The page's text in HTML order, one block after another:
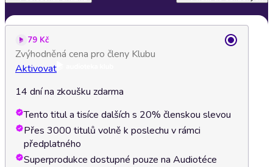
79 Kč
Zvýhodněná cena pro členy Klubu
Aktivovat
14 dní na zkoušku zdarma
Tento titul a tisíce dalších s 20% členskou slevou
Přes 3000 titulů volně k poslechu v rámci
předplatného
Superprodukce dostupné pouze na Audiotéce